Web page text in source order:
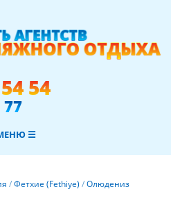
54
77
☰
/Фетхие (Fethiye) /Олюдениз